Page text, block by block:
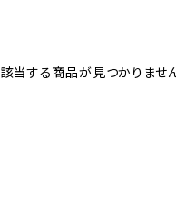
該当する商品が見つかりません